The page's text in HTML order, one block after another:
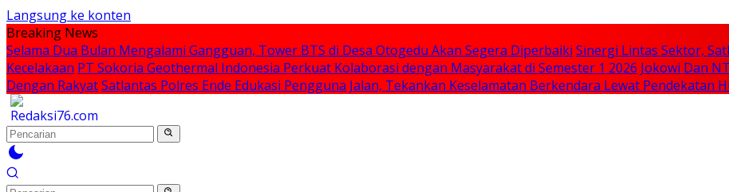
Langsung ke konten
Breaking News
Selama Dua Bulan Mengalami Gangguan, Tower BTS di Desa Otogedu Akan Segera Diperbaiki Sinergi Lintas Sektor,
Kecelakaan PT Sokoria Geothermal Indonesia Perkuat Kolaborasi dengan Masyarakat di Semester 1 2026 Jokowi Dan
Dengan RakyatSatlantas Polres Ende Edukasi Pengguna Jalan, Tekankan Keselamatan Berkendara Lewat Pendekatan